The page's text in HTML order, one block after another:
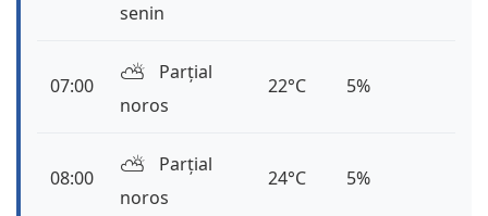
senin
07:00 ⛅️
Parțial
noros
22°C 5%
08:00 ⛅️
Parțial
noros
24°C 5%